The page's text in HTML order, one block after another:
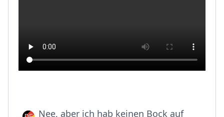
Nee, aber ich hab keinen Bock auf